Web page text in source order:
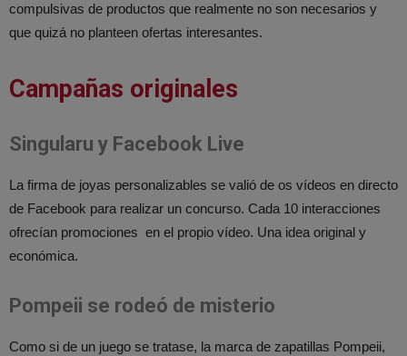
compulsivas de productos que realmente no son necesarios y
que quizá no planteen ofertas interesantes.
Campañas originales
Singularu y Facebook Live
La firma de joyas personalizables se valió de os vídeos en directo
de Facebook para realizar un concurso. Cada 10 interacciones
ofrecían promociones en el propio vídeo. Una idea original y
económica.
Pompeii se rodeó de misterio
Como si de un juego se tratase, la marca de zapatillas Pompeii,